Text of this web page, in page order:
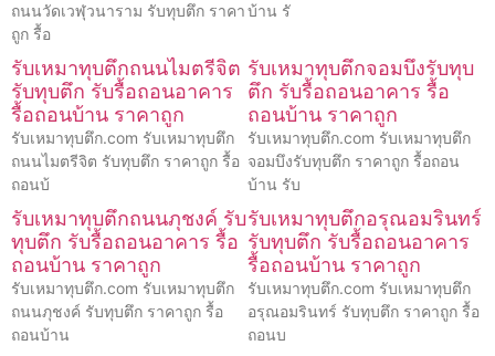
ถนนวัดเวฬุวนาราม รับทุบตึก ราคา
ถูก รื้อ
บ้าน รั
รับเหมาทุบตึกถนนไมตรีจิต
รับทุบตึก รับรื้อถอนอาคาร
รื้อถอนบ้าน ราคาถูก
รับเหมาทุบตึก.com รับเหมาทุบตึก
ถนนไมตรีจิต รับทุบตึก ราคาถูก รื้อ
ถอนบ้
รับเหมาทุบตึกจอมบึงรับทุบ
ตึก รับรื้อถอนอาคาร รื้อ
ถอนบ้าน ราคาถูก
รับเหมาทุบตึก.com รับเหมาทุบตึก
จอมบึงรับทุบตึก ราคาถูก รื้อถอน
บ้าน รับ
รับเหมาทุบตึกถนนภุชงค์ รับ
ทุบตึก รับรื้อถอนอาคาร รื้อ
ถอนบ้าน ราคาถูก
รับเหมาทุบตึก.com รับเหมาทุบตึก
ถนนภุชงค์ รับทุบตึก ราคาถูก รื้อ
ถอนบ้าน
รับเหมาทุบตึกอรุณอมรินทร์
รับทุบตึก รับรื้อถอนอาคาร
รื้อถอนบ้าน ราคาถูก
รับเหมาทุบตึก.com รับเหมาทุบตึก
อรุณอมรินทร์ รับทุบตึก ราคาถูก รื้อ
ถอนบ